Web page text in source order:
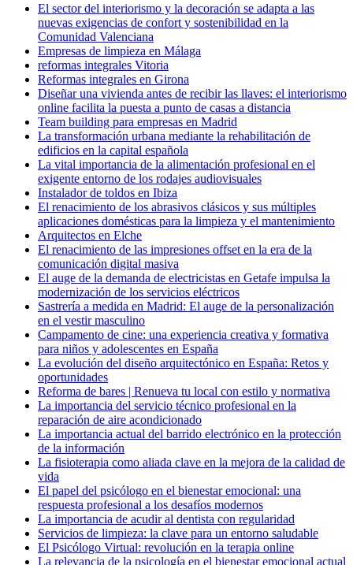
El sector del interiorismo y la decoración se adapta a las
nuevas exigencias de confort y sostenibilidad en la
Comunidad Valenciana
Empresas de limpieza en Málaga
reformas integrales Vitoria
Reformas integrales en Girona
Diseñar una vivienda antes de recibir las llaves: el interiorismo
online facilita la puesta a punto de casas a distancia
Team building para empresas en Madrid
La transformación urbana mediante la rehabilitación de
edificios en la capital española
La vital importancia de la alimentación profesional en el
exigente entorno de los rodajes audiovisuales
Instalador de toldos en Ibiza
El renacimiento de los abrasivos clásicos y sus múltiples
aplicaciones domésticas para la limpieza y el mantenimiento
Arquitectos en Elche
El renacimiento de las impresiones offset en la era de la
comunicación digital masiva
El auge de la demanda de electricistas en Getafe impulsa la
modernización de los servicios eléctricos
Sastrería a medida en Madrid: El auge de la personalización
en el vestir masculino
Campamento de cine: una experiencia creativa y formativa
para niños y adolescentes en España
La evolución del diseño arquitectónico en España: Retos y
oportunidades
Reforma de bares | Renueva tu local con estilo y normativa
La importancia del servicio técnico profesional en la
reparación de aire acondicionado
La importancia actual del barrido electrónico en la protección
de la información
La fisioterapia como aliada clave en la mejora de la calidad de
vida
El papel del psicólogo en el bienestar emocional: una
respuesta profesional a los desafíos modernos
La importancia de acudir al dentista con regularidad
Servicios de limpieza: la clave para un entorno saludable
El Psicólogo Virtual: revolución en la terapia online
La relevancia de la psicología en el bienestar emocional actual